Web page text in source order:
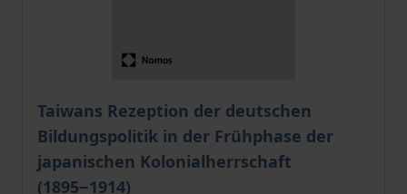
Taiwans Rezeption der deutschen
Bildungspolitik in der Frühphase der
japanischen Kolonialherrschaft
(1895−1914)
The price depends on the options chosen on the